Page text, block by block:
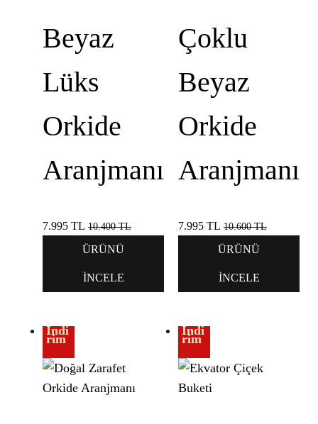
Beyaz
Lüks
Orkide
Aranjmanı
7.995 TL 10.400TL
ÜRÜNÜ
İNCELE
Çoklu
Beyaz
Orkide
Aranjmanı
7.995 TL 10.600TL
ÜRÜNÜ
İNCELE
İndi
rim
İndi
rim